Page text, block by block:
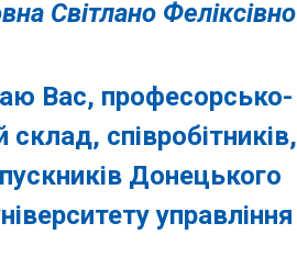
Світлано Феліксівно
Вас, професорсько-
співробітників,
Донецького